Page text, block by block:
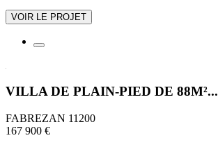
VOIR LE PROJET
VILLA DE PLAIN-PIED DE 88M²...
FABREZAN 11200
167 900 €